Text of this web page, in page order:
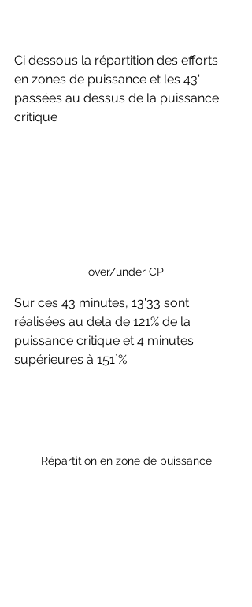
Ci dessous la répartition des efforts
en zones de puissance et les 43'
passées au dessus de la puissance
critique
over/under CP
Sur ces 43 minutes, 13'33 sont
réalisées au dela de 121% de la
puissance critique et 4 minutes
supérieures à 151`%
Répartition en zone de puissance